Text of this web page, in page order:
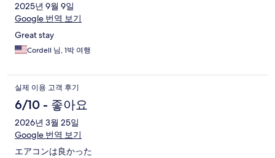
2025년 9월 9일
Google 번역 보기
Great stay
Cordell 님, 1박 여행
실제 이용 고객 후기
6/10 - 좋아요
2026년 3월 25일
Google 번역 보기
エアコンは良かった